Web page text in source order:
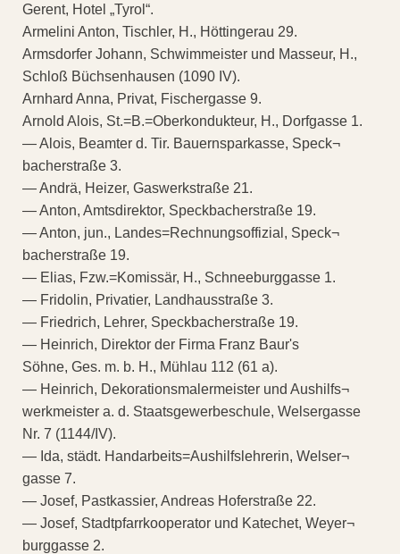
Gerent, Hotel „Tyrol“.
Armelini Anton, Tischler, H., Höttingerau 29.
Armsdorfer Johann, Schwimmeister und Masseur, H.,
Schloß Büchsenhausen (1090 IV).
Arnhard Anna, Privat, Fischergasse 9.
Arnold Alois, St.=B.=Oberkondukteur, H., Dorfgasse 1.
— Alois, Beamter d. Tir. Bauernsparkasse, Speck¬
bacherstraße 3.
— Andrä, Heizer, Gaswerkstraße 21.
— Anton, Amtsdirektor, Speckbacherstraße 19.
— Anton, jun., Landes=Rechnungsoffizial, Speck¬
bacherstraße 19.
— Elias, Fzw.=Komissär, H., Schneeburggasse 1.
— Fridolin, Privatier, Landhausstraße 3.
— Friedrich, Lehrer, Speckbacherstraße 19.
— Heinrich, Direktor der Firma Franz Baur's
Söhne, Ges. m. b. H., Mühlau 112 (61 a).
— Heinrich, Dekorationsmalermeister und Aushilfs¬
werkmeister a. d. Staatsgewerbeschule, Welsergasse
Nr. 7 (1144/IV).
— Ida, städt. Handarbeits=Aushilfslehrerin, Welser¬
gasse 7.
— Josef, Pastkassier, Andreas Hoferstraße 22.
— Josef, Stadtpfarrkooperator und Katechet, Weyer¬
burggasse 2.